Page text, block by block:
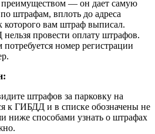
— он дает самую
по штрафам, вплоть до адреса
которого вам штраф выписал.
провести оплату штрафов.
номер регистрации
штрафов за парковку на
к ГИБДД и в списке обозначены не
ниже способами узнать о штрафах